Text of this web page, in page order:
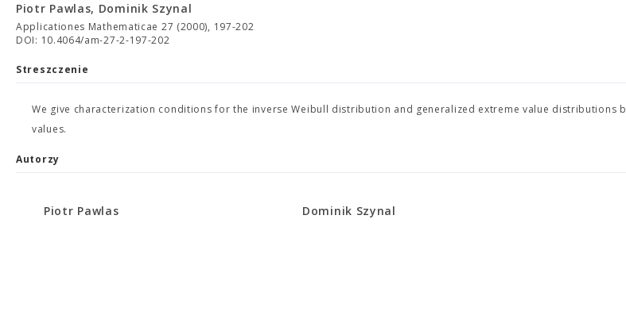
Piotr Pawlas, Dominik Szynal
Applicationes Mathematicae 27 (2000), 197-202
DOI: 10.4064/am-27-2-197-202
Streszczenie
We give characterization conditions for the inverse Weibull distribution and generalized extreme value distributions
values.
Autorzy
Piotr Pawlas Dominik Szynal